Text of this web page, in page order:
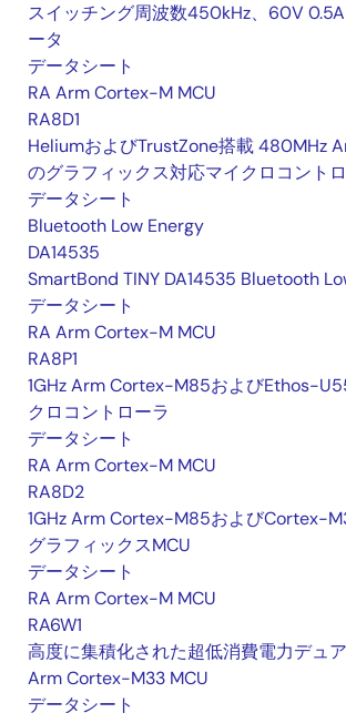
スイッチング周波数450kHz、60V
ータ
データシート
RA Arm Cortex-M MCU
RA8D1
HeliumおよびTrustZone搭載 480MHz
のグラフィックス対応マイクロコント
データシート
Bluetooth Low Energy
DA14535
SmartBond TINY DA14535 Bluetooth
データシート
RA Arm Cortex-M MCU
RA8P1
1GHz Arm Cortex-M85およびEthos-
クロコントローラ
データシート
RA Arm Cortex-M MCU
RA8D2
1GHz Arm Cortex-M85およびCortex-
グラフィックスMCU
データシート
RA Arm Cortex-M MCU
RA6W1
高度に集積化された超低消費電力デュ
Arm Cortex-M33 MCU
データシート